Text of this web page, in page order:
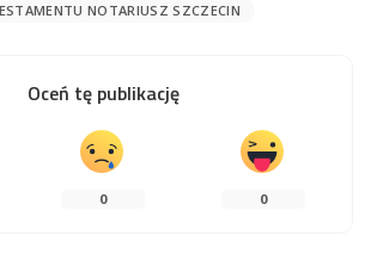
NOTARIUSZ SZCZECIN
Oceń tę publikację
0 0